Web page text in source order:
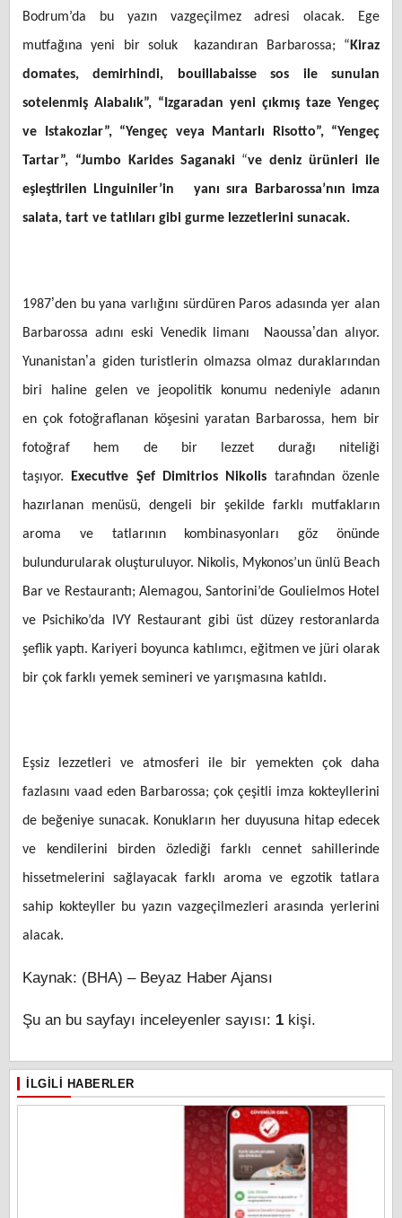
Bodrum’da bu yazın vazgeçilmez adresi olacak. Ege
mutfağına yeni bir soluk kazandıran Barbarossa; “Kiraz
domates, demirhindi, bouillabaisse sos ile sunulan
sotelenmiş Alabalık”, “Izgaradan yeni çıkmış taze Yengeç
ve Istakozlar”, “Yengeç veya Mantarlı Risotto”, “Yengeç
Tartar”, “Jumbo Karides Saganaki“ve deniz ürünleri ile
eşleştirilenLinguiniler’in yanı sıra Barbarossa’nın imza
salata, tart ve tatlıları gibi gurme lezzetlerini sunacak.
1987’den bu yana varlığını sürdüren Paros adasında yer alan
Barbarossa adını eski Venedik limanı Naoussa’dan alıyor.
Yunanistan’a giden turistlerin olmazsa olmaz duraklarından
biri haline gelen ve jeopolitik konumu nedeniyle adanın
en çok fotoğraflanan köşesini yaratan Barbarossa, hem bir
fotoğraf hem de bir lezzet durağı niteliği
taşıyor. Executive Şef Dimitrios Nikolis tarafından özenle
hazırlanan menüsü, dengeli bir şekilde farklı mutfakların
aroma ve tatlarının kombinasyonları göz önünde
bulundurularak oluşturuluyor. Nikolis, Mykonos’un ünlü Beach
Bar ve Restaurantı; Alemagou, Santorini’de Goulielmos Hotel
ve Psichiko’da IVY Restaurant gibi üst düzey restoranlarda
şeflik yaptı. Kariyeri boyunca katılımcı, eğitmen ve jüri olarak
bir çok farklı yemek semineri ve yarışmasına katıldı.
Eşsiz lezzetleri ve atmosferi ile bir yemekten çok daha
fazlasını vaad eden Barbarossa; çok çeşitli imza kokteyllerini
de beğeniye sunacak. Konukların her duyusuna hitap edecek
ve kendilerini birden özlediği farklı cennet sahillerinde
hissetmelerini sağlayacak farklı aroma ve egzotik tatlara
sahip kokteyller bu yazın vazgeçilmezleri arasında yerlerini
alacak.
Kaynak: (BHA) – Beyaz Haber Ajansı
Şu an bu sayfayı inceleyenler sayısı: 1 kişi.
İLGILI HABERLER